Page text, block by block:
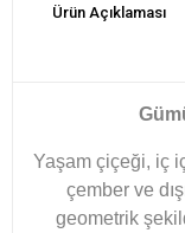
Ürün Açıklaması
Yaşam çiçeği, iç
çember ve
geometrik